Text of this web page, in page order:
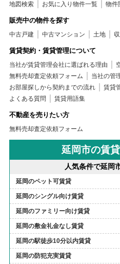
地図検索
お気に入り物件一覧 物件
販売中の物件を探す
中古戸建 中古マンション 土地
賃貸契約・賃貸管理について
当社が賃貸管理会社に選ばれる理由
無料売却査定依頼フォーム
当社の管
お部屋探しから契約までの流れ
賃貸
よくある質問
賃貸用語集
不動産を売りたい方
無料売却査定依頼フォーム
延岡市の賃
人気条件で延岡
延岡のペット可賃貸
延岡のシングル向け賃貸
延岡のファミリー向け賃貸
延岡の敷金礼金なし賃貸
延岡の駅徒歩10分以内賃貸
延岡の防犯充実賃貸